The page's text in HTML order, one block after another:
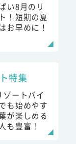
い8月のリ
！短期の夏
お早めに！
特集
ゾートバイ
も始めやす
が楽しめる
も豊富！